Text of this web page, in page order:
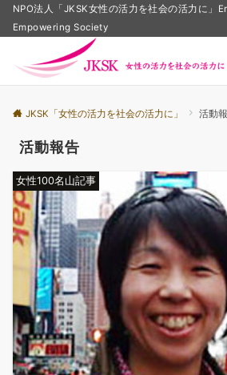
NPO法人「JKSK女性の活力を社会の活力に」
Empowering Society
JKSK「女性の活力を社会の活力に」 活動
活動報告
女性100名山記事